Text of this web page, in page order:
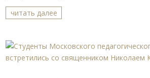
читать далее